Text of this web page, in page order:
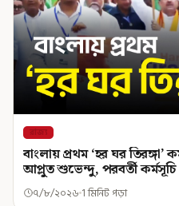
রাজ্য
বাংলায় প্রথম ‘হর ঘর
আপ্লুত শুভেন্দু, পরবর্তী
৭/৮/২০২৬ 1 মিনিট পড়া